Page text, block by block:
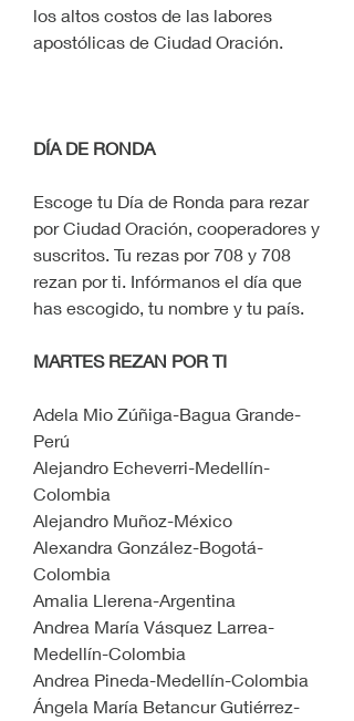
los altos costos de las labores
apostólicas de Ciudad Oración.
DÍA DE RONDA
Escoge tu Día de Ronda para rezar
por Ciudad Oración, cooperadores y
suscritos. Tu rezas por 708 y 708
rezan por ti. Infórmanos el día que
has escogido, tu nombre y tu país.
MARTES REZAN POR TI
Adela Mio Zúñiga-Bagua Grande-
Perú
Alejandro Echeverri-Medellín-
Colombia
Alejandro Muñoz-México
Alexandra González-Bogotá-
Colombia
Amalia Llerena-Argentina
Andrea María Vásquez Larrea-
Medellín-Colombia
Andrea Pineda-Medellín-Colombia
Ángela María Betancur Gutiérrez-